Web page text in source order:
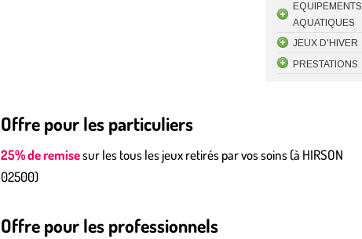
EQUIPEMENTS
AQUATIQUES
JEUX D'HIVER
PRESTATIONS
Offre pour les particuliers
25% de remisesur les tous les jeux retirés par vos soins (à HIRSON
02500)
Offre pour les professionnels